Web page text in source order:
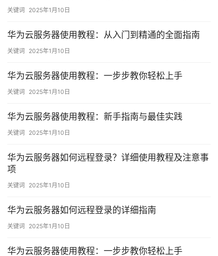
关键词 2025年1月10日
华为云服务器使用教程：从入门到精通的全面指南
关键词 2025年1月10日
华为云服务器使用教程：一步步教你轻松上手
关键词 2025年1月10日
华为云服务器使用教程：新手指南与最佳实践
关键词 2025年1月10日
华为云服务器如何远程登录？详细使用教程及注意事
项
关键词 2025年1月10日
华为云服务器如何远程登录的详细指南
关键词 2025年1月10日
华为云服务器使用教程：一步步教你轻松上手